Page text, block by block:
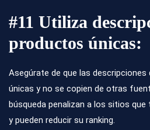
#11 Utiliza
productos únicas:
Asegúrate de que las
únicas y no se copien de otras
búsqueda penalizan a los sitios
y pueden reducir su ranking.